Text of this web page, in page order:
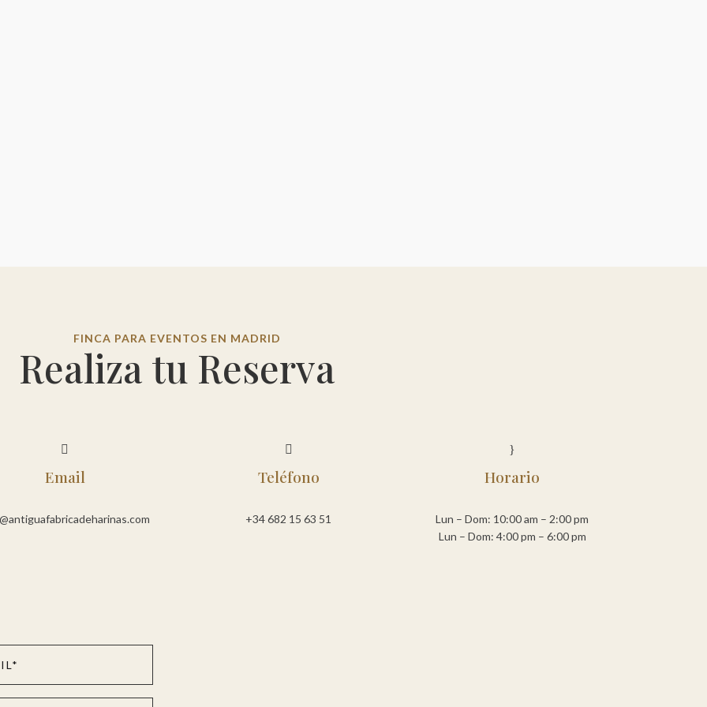
FINCA PARA EVENTOS EN MADRID
Realiza tu Reserva

Email

Teléfono
+34 682 15 63 51
}
Horario
Lun – Dom: 10:00 am – 2:00 pm
Lun – Dom: 4:00 pm – 6:00 pm